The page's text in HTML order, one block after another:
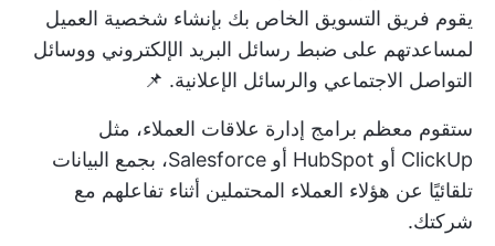
يقوم فريق التسويق الخاص بك بإنشاء شخصية العميل
لمساعدتهم على ضبط رسائل البريد الإلكتروني ووسائل
التواصل الاجتماعي والرسائل الإعلانية. 📌
ستقوم معظم برامج إدارة علاقات العملاء، مثل
ClickUp أو HubSpot أو Salesforce، بجمع البيانات
تلقائيًا عن هؤلاء العملاء المحتملين أثناء تفاعلهم مع
شركتك.